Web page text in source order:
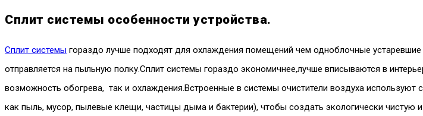
Сплит системы особенности устройства.
Сплит системы гораздо лучше подходят для охлаждения помещений чем одноблочные
отправляется на пыльную полку.Сплит системы гораздо экономичнее,лучше вписываются в
возможность обогрева, так и охлаждения.Встроенные в системы очистители воздуха
как пыль, мусор, пылевые клещи, частицы дыма и бактерии), чтобы создать экологически